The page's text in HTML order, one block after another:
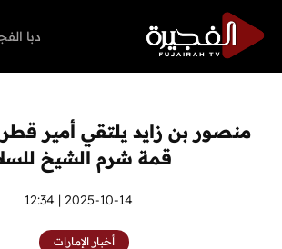
دبا
عجمان
أم
راس
الفجيرة
منصور بن زايد يلتقي أمير
قمة شرم الشيخ
2025-10-14 | 12:34
أخبار الإمارات